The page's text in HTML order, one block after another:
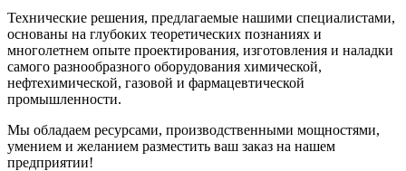
Технические решения, предлагаемые нашими специалистами,
основаны на глубоких теоретических познаниях и
многолетнем опыте проектирования, изготовления и наладки
самого разнообразного оборудования химической,
нефтехимической, газовой и фармацевтической
промышленности.
Мы обладаем ресурсами, производственными мощностями,
умением и желанием разместить ваш заказ на нашем
предприятии!